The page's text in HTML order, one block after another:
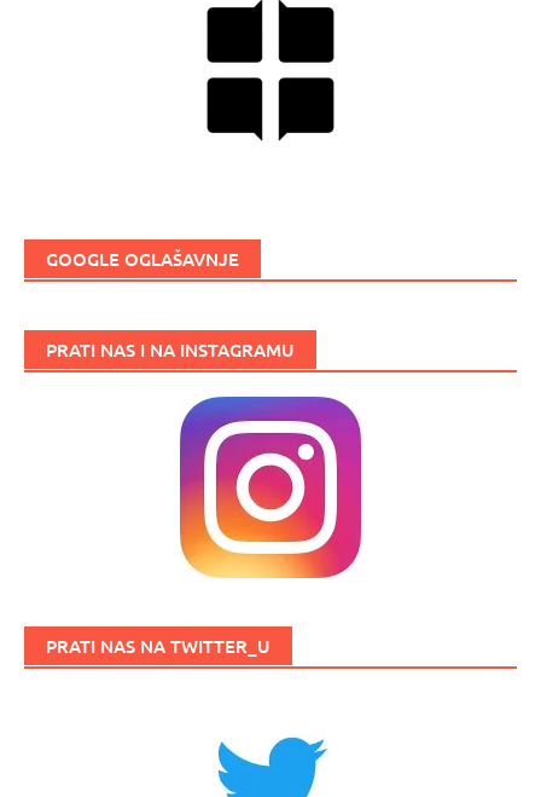
GOOGLE OGLAŠAVNJE
PRATI NAS I NA INSTAGRAMU
PRATI NAS NA TWITTER_U